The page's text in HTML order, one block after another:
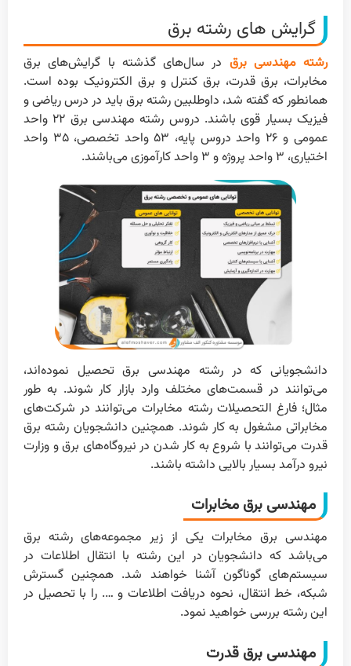
گرایش های رشته برق
رشته مهندسی برق در سال‌های گذشته با گرایش‌های برق
مخابرات، برق قدرت، برق کنترل و برق الکترونیک بوده است.
همانطور که گفته شد، داوطلبین رشته برق باید در درس ریاضی و
فیزیک بسیار قوی باشند. دروس رشته مهندسی برق ۲۲ واحد
عمومی و ۲۶ واحد دروس پایه، ۵۳ واحد تخصصی، ۳۵ واحد
اختیاری، ۳ واحد پروژه و ۳ واحد کارآموزی می‌باشند.
دانشجویانی که در رشته مهندسی برق تحصیل نموده‌اند،
می‌توانند در قسمت‌های مختلف وارد بازار کار شوند. به طور
مثال؛ فارغ التحصیلات رشته مخابرات می‌توانند در شرکت‌های
مخابراتی مشغول به کار شوند. همچنین دانشجویان رشته برق
قدرت می‌توانند با شروع به کار شدن در نیروگاه‌های برق و وزارت
نیرو درآمد بسیار بالایی داشته باشند.
مهندسی برق مخابرات
مهندسی برق مخابرات یکی از زیر مجموعه‌های رشته برق
می‌باشد که دانشجویان در این رشته با انتقال اطلاعات در
سیستم‌های گوناگون آشنا خواهند شد. همچنین گسترش
شبکه، خط انتقال، نحوه دریافت اطلاعات و …. را با تحصیل در
این رشته بررسی خواهید نمود.
مهندسی برق قدرت